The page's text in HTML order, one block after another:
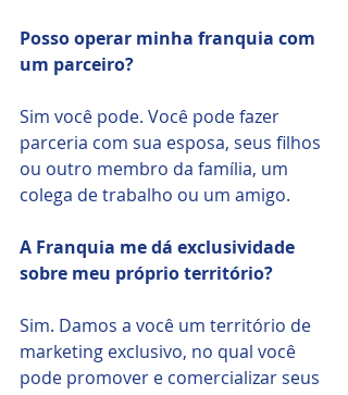
Posso operar minha franquia com
um parceiro?
Sim você pode. Você pode fazer
parceria com sua esposa, seus filhos
ou outro membro da família, um
colega de trabalho ou um amigo.
A Franquia me dá exclusividade
sobre meu próprio território?
Sim. Damos a você um território de
marketing exclusivo, no qual você
pode promover e comercializar seus